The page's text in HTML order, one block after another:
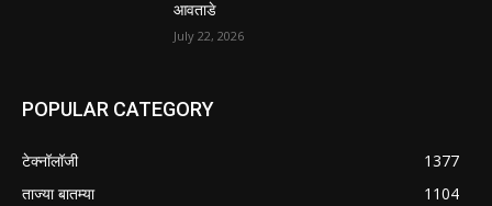
आवताडे
July 22, 2026
POPULAR CATEGORY
टेक्नॉलॉजी
1377
ताज्या बातम्या
1104